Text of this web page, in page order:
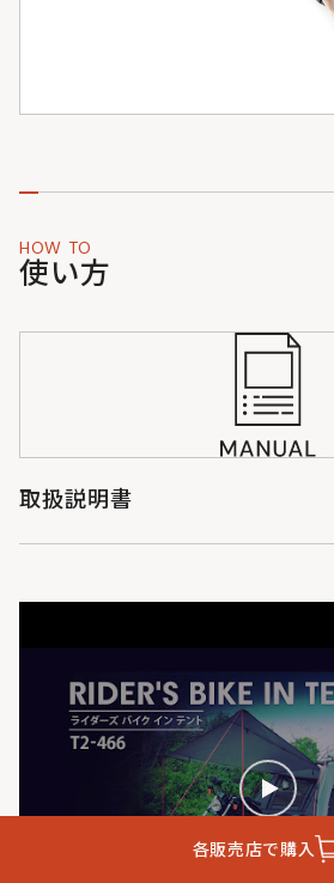
各販売店で購入
HOW TO
使い方
取扱説明書